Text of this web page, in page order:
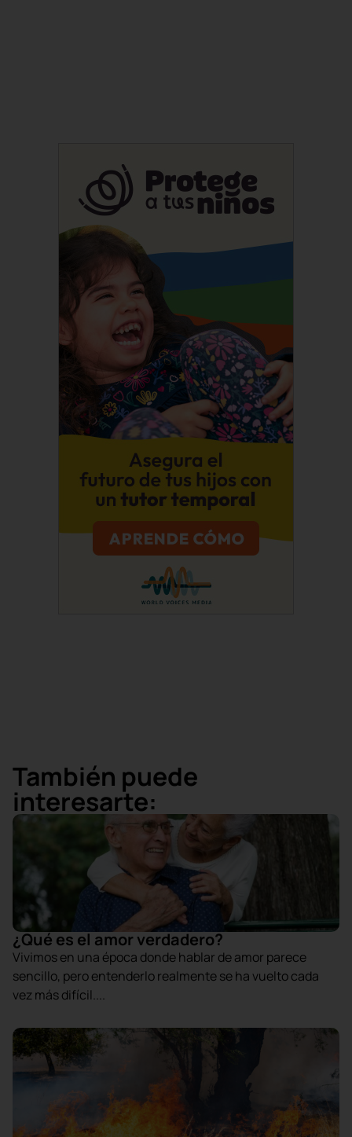
También puede
interesarte:
¿Qué es el amor verdadero?
Vivimos en una época donde hablar de amor parece
sencillo, pero entenderlo realmente se ha vuelto cada
vez más difícil....